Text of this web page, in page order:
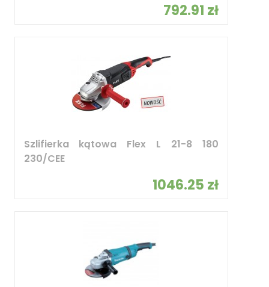
792.91 zł
Szlifierka kątowa Flex L 21-8 180
230/CEE
1046.25 zł